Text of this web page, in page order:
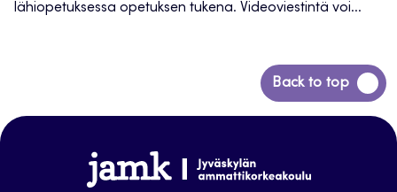
lähiopetuksessa opetuksen tukena. Videoviestintä voi...
Back to top
Siirry
takaisin
www.jamk.fi